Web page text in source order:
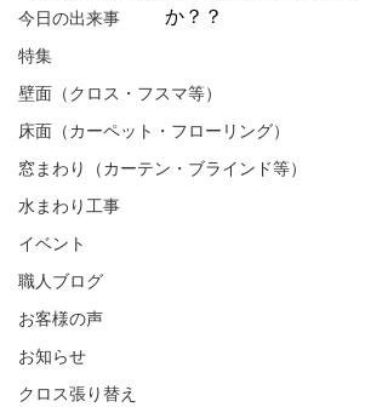
今日の出来事
特集
壁面（クロス・フスマ等）
床面（カーペット・フローリング）
窓まわり（カーテン・ブラインド等）
水まわり工事
イベント
職人ブログ
お客様の声
お知らせ
クロス張り替え
か？？